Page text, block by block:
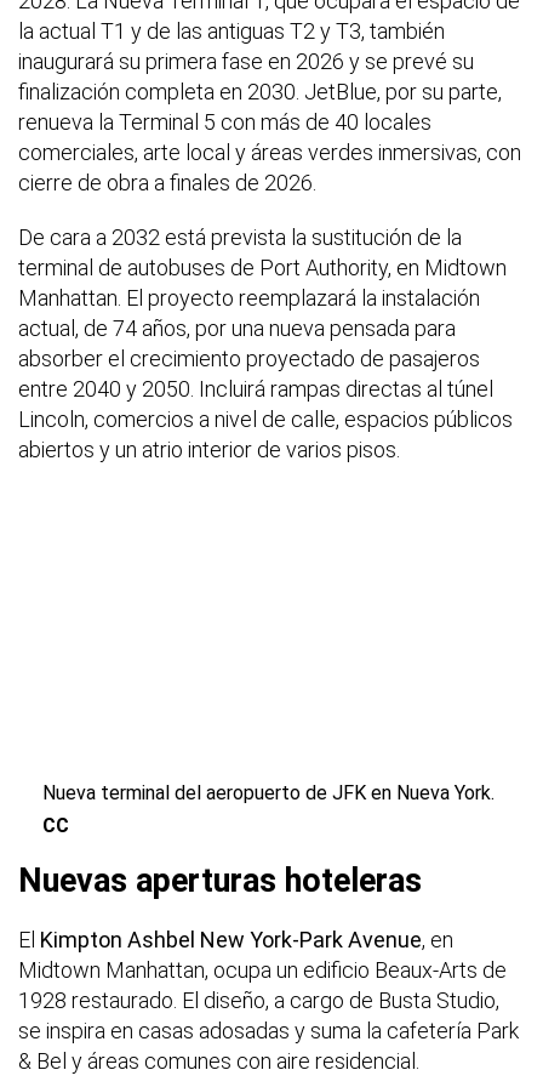
la actual T1 y de las antiguas T2 y T3, también
inaugurará su primera fase en 2026 y se prevé su
finalización completa en 2030. JetBlue, por su parte,
renueva la Terminal 5 con más de 40 locales
comerciales, arte local y áreas verdes inmersivas, con
cierre de obra a finales de 2026.
De cara a 2032 está prevista la sustitución de la
terminal de autobuses de Port Authority, en Midtown
Manhattan. El proyecto reemplazará la instalación
actual, de 74 años, por una nueva pensada para
absorber el crecimiento proyectado de pasajeros
entre 2040 y 2050. Incluirá rampas directas al túnel
Lincoln, comercios a nivel de calle, espacios públicos
abiertos y un atrio interior de varios pisos.
Nueva terminal del aeropuerto de JFK en Nueva York.
CC
Nuevas aperturas hoteleras
El Kimpton Ashbel New York-Park Avenue, en
Midtown Manhattan, ocupa un edificio Beaux-Arts de
1928 restaurado. El diseño, a cargo de Busta Studio,
se inspira en casas adosadas y suma la cafetería Park
& Bel y áreas comunes con aire residencial.